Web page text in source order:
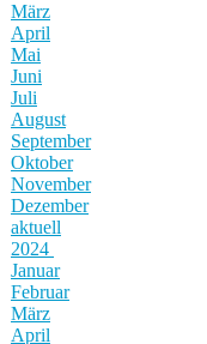
März
April
Mai
Juni
Juli
August
September
Oktober
November
Dezember
aktuell
2024
Januar
Februar
März
April